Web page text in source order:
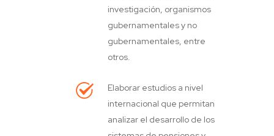
investigación, organismos
gubernamentales y no
gubernamentales, entre
otros.
Elaborar estudios a nivel
internacional que permitan
analizar el desarrollo de los